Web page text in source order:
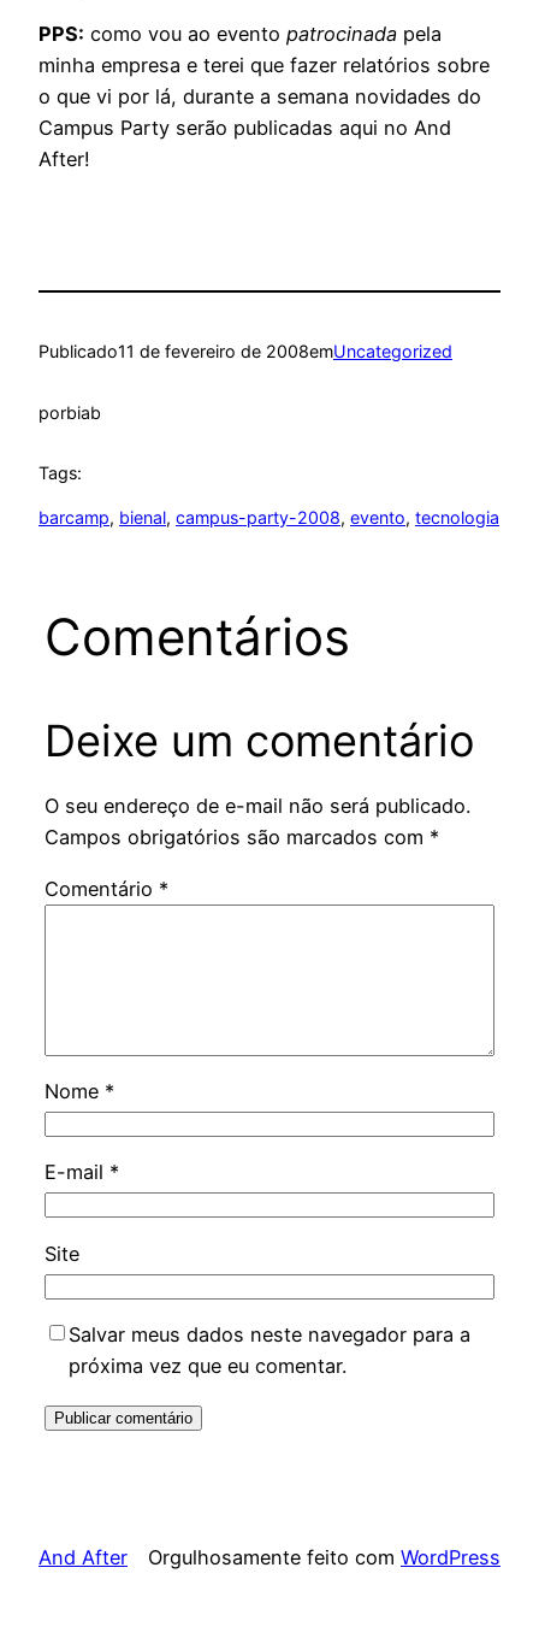
PPS: como vou ao evento patrocinada pela
minha empresa e terei que fazer relatórios sobre
o que vi por lá, durante a semana novidades do
Campus Party serão publicadas aqui no And
After!
Publicado11 de fevereiro de 2008emUncategorized
porbiab
Tags:
barcamp, bienal, campus-party-2008, evento, tecnologia
Comentários
Deixe um comentário
O seu endereço de e-mail não será publicado.
Campos obrigatórios são marcados com *
Comentário *
Nome *
E-mail *
Site
Salvar meus dados neste navegador para a
próxima vez que eu comentar.
And After Orgulhosamente feito com WordPress